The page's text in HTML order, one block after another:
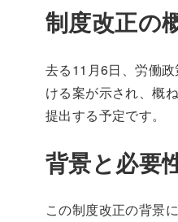
制度改正の
去る11月6日、労働
ける案が示され、概
提出する予定です。
背景と必要
この制度改正の背景